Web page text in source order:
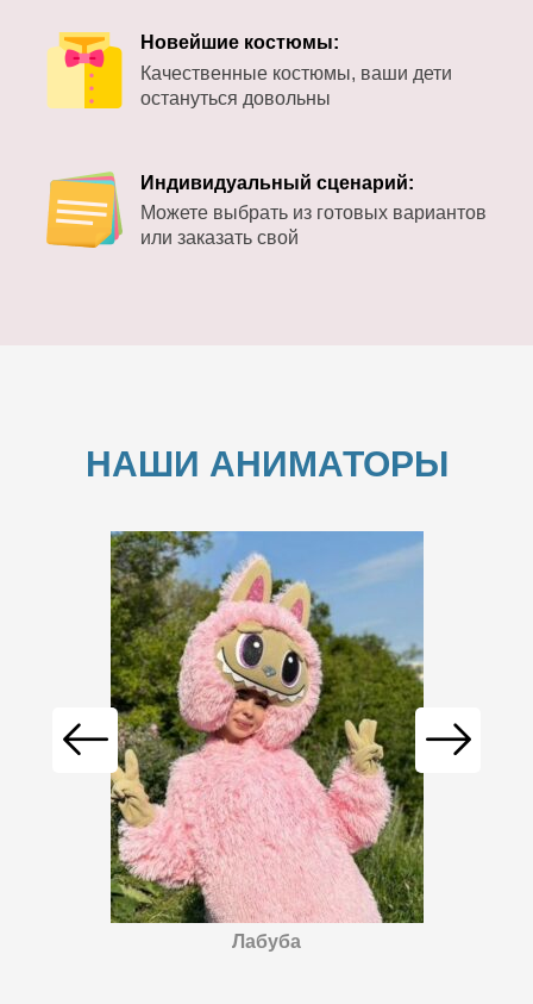
Новейшие костюмы:
Качественные костюмы, ваши дети
остануться довольны
Индивидуальный сценарий:
Можете выбрать из готовых вариантов
или заказать свой
НАШИ АНИМАТОРЫ
Лабуба